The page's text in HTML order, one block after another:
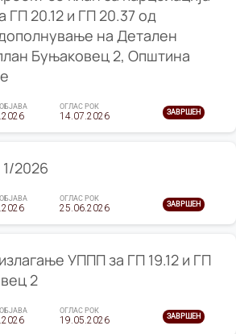
ГП 20.12 и ГП 20.37 од
на Детален
Буњаковец 2, Општина
ОГЛАС РОК
14.07.2026 ЗАВРШЕН
2026
ОГЛАС РОК
25.06.2026 ЗАВРШЕН
УППП за ГП 19.12 и ГП
2
ОГЛАС РОК
19.05.2026 ЗАВРШЕН